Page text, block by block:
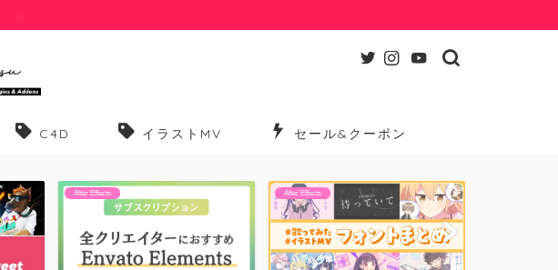
C4D イラストMV セール&クーポン
After Effects After Effects